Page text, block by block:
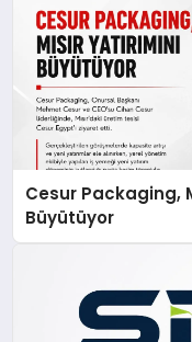
Cesur Packaging,
Büyütüyor